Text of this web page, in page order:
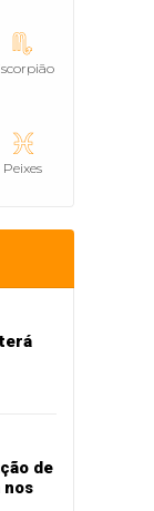
Peixes
de
nos